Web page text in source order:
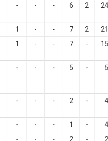
- - - 6 2
1 - - 7 2
1 - - 7 -
- - - 5 -
- - - 2 -
- - - 1 -
- - - 2 -